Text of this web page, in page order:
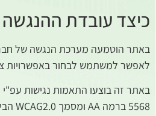
כיצד עובדת
באתר הוטמעה מערכת הנגשה של
לאפשר למשתמש לבחור באפשרויות
באתר זה בוצעו התאמות נגישות
5568 ברמה AA ומסמך WCAG2.0 הבינלאומי.